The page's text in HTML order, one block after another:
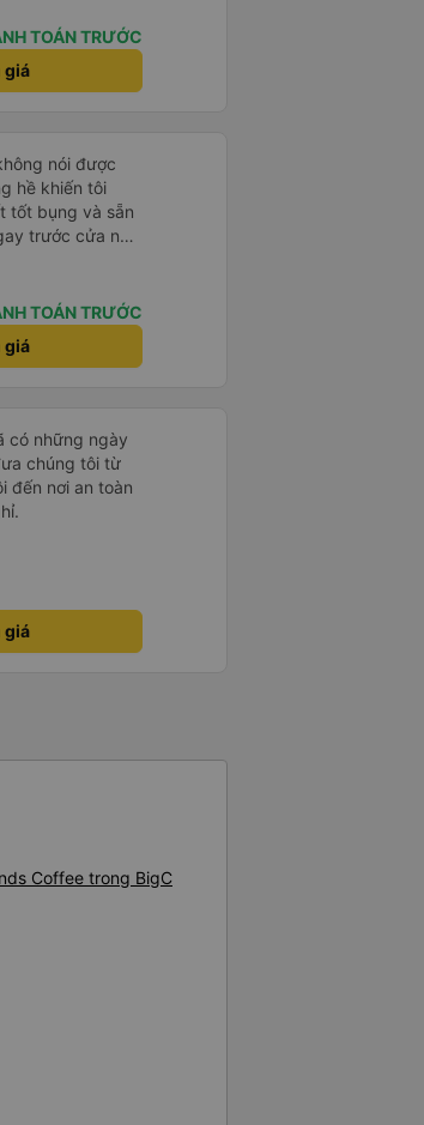
TOÁN TRƯỚC
giá
nói được
hề khiến tôi
tốt bụng và sẵn
trước cửa nơi
đã đặt trước
khác cũng
duy nhất. Thật là
và tôi chắc
TOÁN TRƯỚC
giá
có những ngày
chúng tôi từ
đến nơi an toàn
giá
Coffee trong BigC